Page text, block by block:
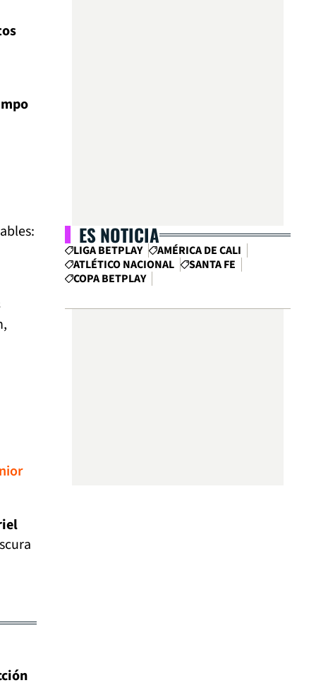
ES NOTICIA
LIGA BETPLAY
AMÉRICA DE CALI
ATLÉTICO NACIONAL
SANTA FE
COPA BETPLAY